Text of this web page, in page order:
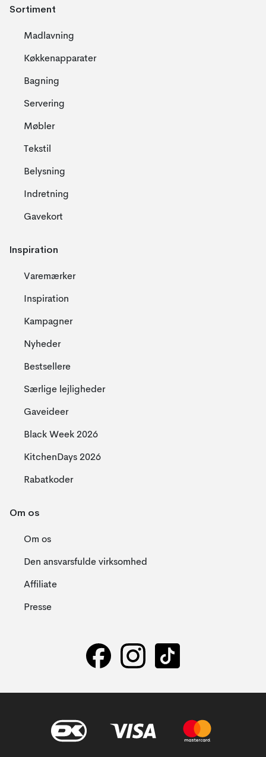
Sortiment
Madlavning
Køkkenapparater
Bagning
Servering
Møbler
Tekstil
Belysning
Indretning
Gavekort
Inspiration
Varemærker
Inspiration
Kampagner
Nyheder
Bestsellere
Særlige lejligheder
Gaveideer
Black Week 2026
KitchenDays 2026
Rabatkoder
Om os
Om os
Den ansvarsfulde virksomhed
Affiliate
Presse